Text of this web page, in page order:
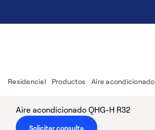
Residencial Productos Aire acondicionado
Aire acondicionado QHG-H R32
Solicitar consulta